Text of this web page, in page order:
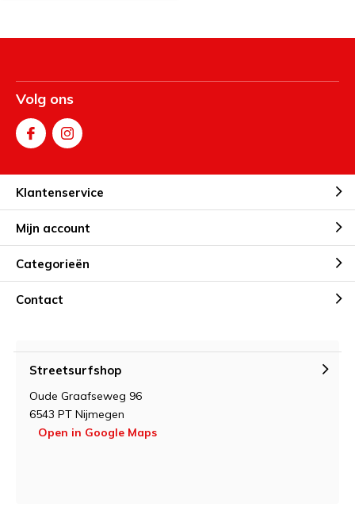
Volg ons
Klantenservice
Mijn account
Categorieën
Contact
Streetsurfshop
Oude Graafseweg 96
6543 PT Nijmegen
Open in Google Maps